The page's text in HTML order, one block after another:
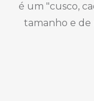
é um "cusco,
tamanho e de